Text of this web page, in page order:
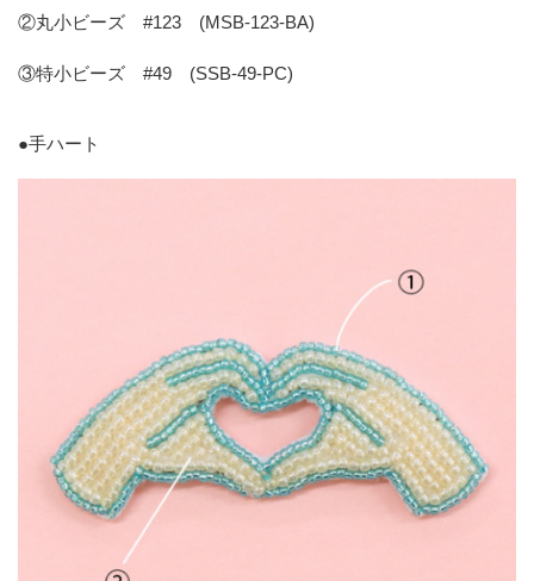
②丸小ビーズ #123 (MSB-123-BA)
③特小ビーズ #49 (SSB-49-PC)
●手ハート